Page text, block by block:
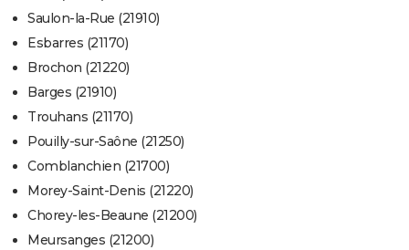
Saulon-la-Rue (21910)
Esbarres (21170)
Brochon (21220)
Barges (21910)
Trouhans (21170)
Pouilly-sur-Saône (21250)
Comblanchien (21700)
Morey-Saint-Denis (21220)
Chorey-les-Beaune (21200)
Meursanges (21200)